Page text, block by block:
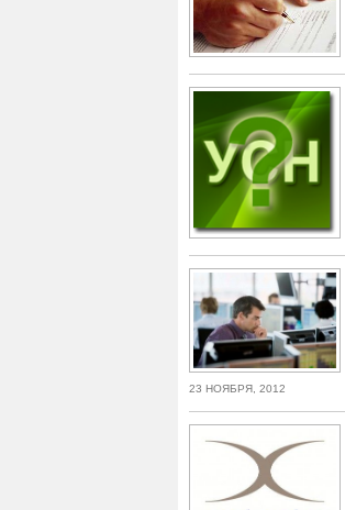
23 НОЯБРЯ, 2012